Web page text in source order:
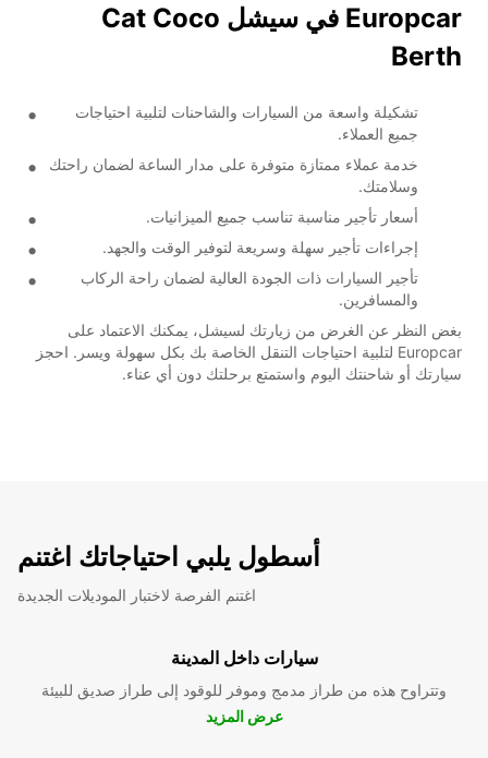
Europcar في سيشل Cat Coco
Berth
تشكيلة واسعة من السيارات والشاحنات لتلبية احتياجات
جميع العملاء.
خدمة عملاء ممتازة متوفرة على مدار الساعة لضمان راحتك
وسلامتك.
أسعار تأجير مناسبة تناسب جميع الميزانيات.
إجراءات تأجير سهلة وسريعة لتوفير الوقت والجهد.
تأجير السيارات ذات الجودة العالية لضمان راحة الركاب
والمسافرين.
بغض النظر عن الغرض من زيارتك لسيشل، يمكنك الاعتماد على
Europcar لتلبية احتياجات التنقل الخاصة بك بكل سهولة ويسر. احجز
سيارتك أو شاحنتك اليوم واستمتع برحلتك دون أي عناء.
أسطول يلبي احتياجاتك اغتنم
اغتنم الفرصة لاختبار الموديلات الجديدة
سيارات داخل المدينة
وتتراوح هذه من طراز مدمج وموفر للوقود إلى طراز صديق للبيئة
عرض المزيد